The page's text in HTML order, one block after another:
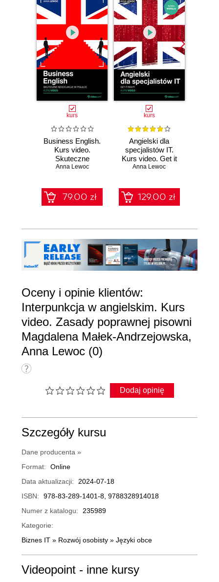
kurs
Business English.
Kurs video.
Skuteczne
negocjacje w
Anna Lewoc
79.00 zł
kurs
Angielski dla
specjalistów IT.
Kurs video. Get it
right!
Anna Lewoc
129.00 zł
Oceny i opinie klientów:
Interpunkcja w angielskim. Kurs
video. Zasady poprawnej pisowni
Magdalena Małek-Andrzejowska,
Anna Lewoc (0)
Dodaj opinię
Szczegóły kursu
Dane producenta »
Format:
Online
Data aktualizacji:
2024-07-18
ISBN:
978-83-289-1401-8, 9788328914018
Numer z katalogu:
235989
Kategorie:
Biznes IT » Rozwój osobisty » Języki obce
Videopoint - inne kursy